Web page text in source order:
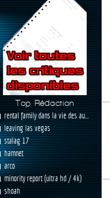
Top Rédaction
rental family dans la vie des au...
leaving las vegas
stalag 17
hamnet
arco
minority report (ultra hd / 4k)
shoah